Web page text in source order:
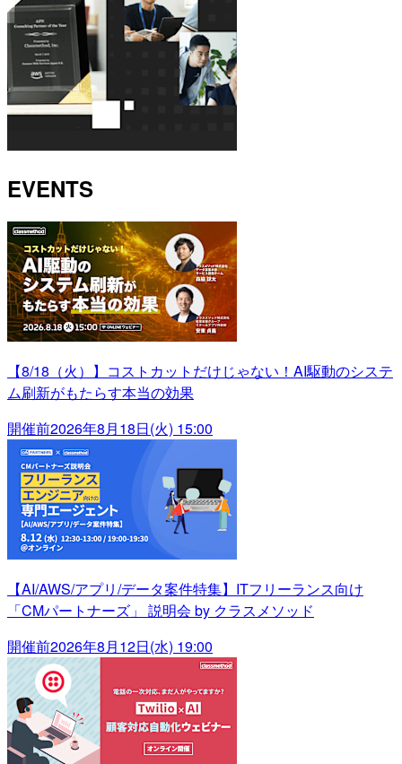
EVENTS
【8/18（火）】コストカットだけじゃない！AI駆動のシステ
ム刷新がもたらす本当の効果
開催前2026年8月18日(火) 15:00
【AI/AWS/アプリ/データ案件特集】ITフリーランス向け
「CMパートナーズ」 説明会 by クラスメソッド
開催前2026年8月12日(水) 19:00